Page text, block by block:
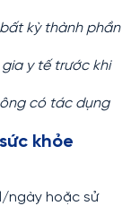
kỳ thành phần
y tế trước khi
có tác dụng
khỏe
ngày hoặc sử